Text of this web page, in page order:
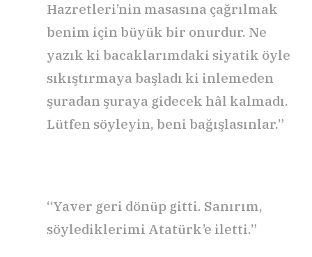
Hazretleri’nin masasına çağrılmak
benim için büyük bir onurdur. Ne
yazık ki bacaklarımdaki siyatik öyle
sıkıştırmaya başladı ki inlemeden
şuradan şuraya gidecek hâl kalmadı.
Lütfen söyleyin, beni bağışlasınlar.”
“Yaver geri dönüp gitti. Sanırım,
söylediklerimi Atatürk’e iletti.”